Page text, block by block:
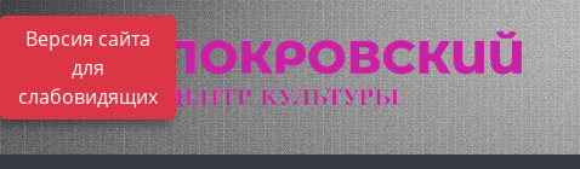
Версия сайта
для
слабовидящих